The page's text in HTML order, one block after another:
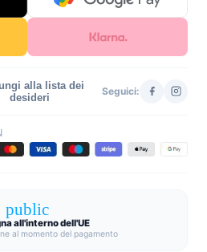
alla lista dei
desideri
Seguici:
public
all'interno dell'UE
al momento del pagamento